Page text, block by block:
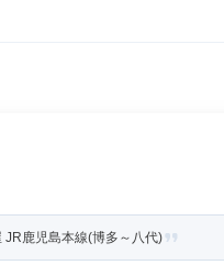
JR鹿児島本線(博多～八代)